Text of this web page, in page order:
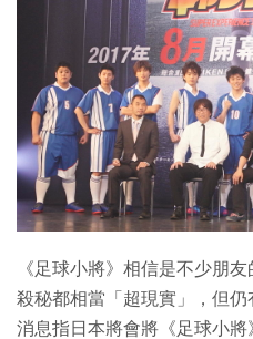
IT Times
生成式AI與雲端應用
Enterprise Digital
特集
《足球小將》相信是不少朋
殺秘都相當「超現實」，但
消息指日本將會將《足球小